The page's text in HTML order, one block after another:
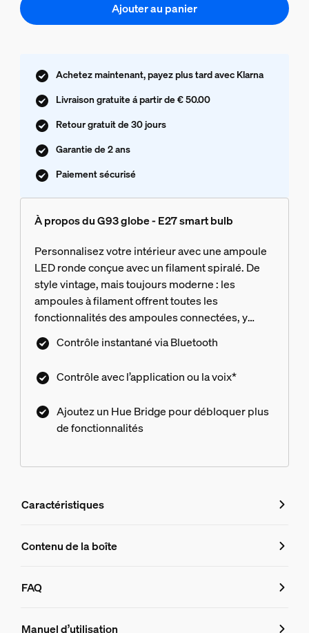
Ajouter au panier
Achetez maintenant, payez plus tard avec Klarna
Livraison gratuite á partir de € 50.00
Retour gratuit de 30 jours
Garantie de 2 ans
Paiement sécurisé
À propos du G93 globe - E27 smart bulb
Personnalisez votre intérieur avec une ampoule
LED ronde conçue avec un filament spiralé. De
style vintage, mais toujours moderne : les
ampoules à filament offrent toutes les
fonctionnalités des ampoules connectées, y
compris en termes de gradation et de luminosité.
Contrôle instantané via Bluetooth
Contrôle avec l’application ou la voix*
Ajoutez un Hue Bridge pour débloquer plus
de fonctionnalités
Caractéristiques
Caractéristiques
8719514343009
Dimensions de l'ampoule
Contenu de la boîte
FAQ
FAQ
Manuel d’utilisation